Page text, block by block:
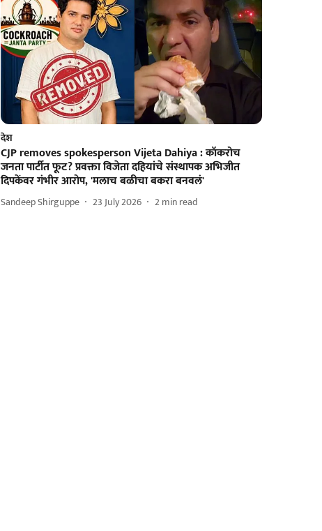
देश
CJP removes spokesperson Vijeta Dahiya : कॉकरोच
जनता पार्टीत फूट? प्रवक्ता विजेता दहियांचे संस्थापक अभिजीत
दिपकेंवर गंभीर आरोप, 'मलाच बळीचा बकरा बनवलं'
Sandeep Shirguppe 23 July 2026 2min read